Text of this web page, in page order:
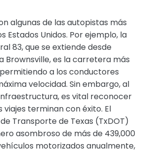
algunas de las autopistas más
Estados Unidos. Por ejemplo, la
83, que se extiende desde
Brownsville, es la carretera más
a los conductores
velocidad. Sin embargo, al
es vital reconocer
viajes terminan con éxito. El
Transporte de Texas (TxDOT)
asombroso de más de 439,000
motorizados anualmente,